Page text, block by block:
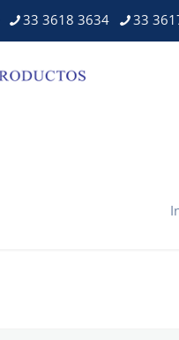
33 3618 3634 33